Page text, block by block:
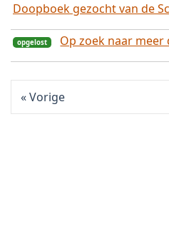
opgelost
Doopboek gezocht van de
Op zoek naar
Vorige